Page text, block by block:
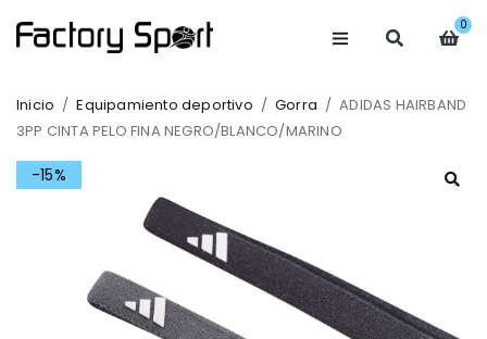
0
Inicio / Equipamiento deportivo / Gorra / ADIDAS HAIRBAND
3PP CINTA PELO FINA NEGRO/BLANCO/MARINO
-15%